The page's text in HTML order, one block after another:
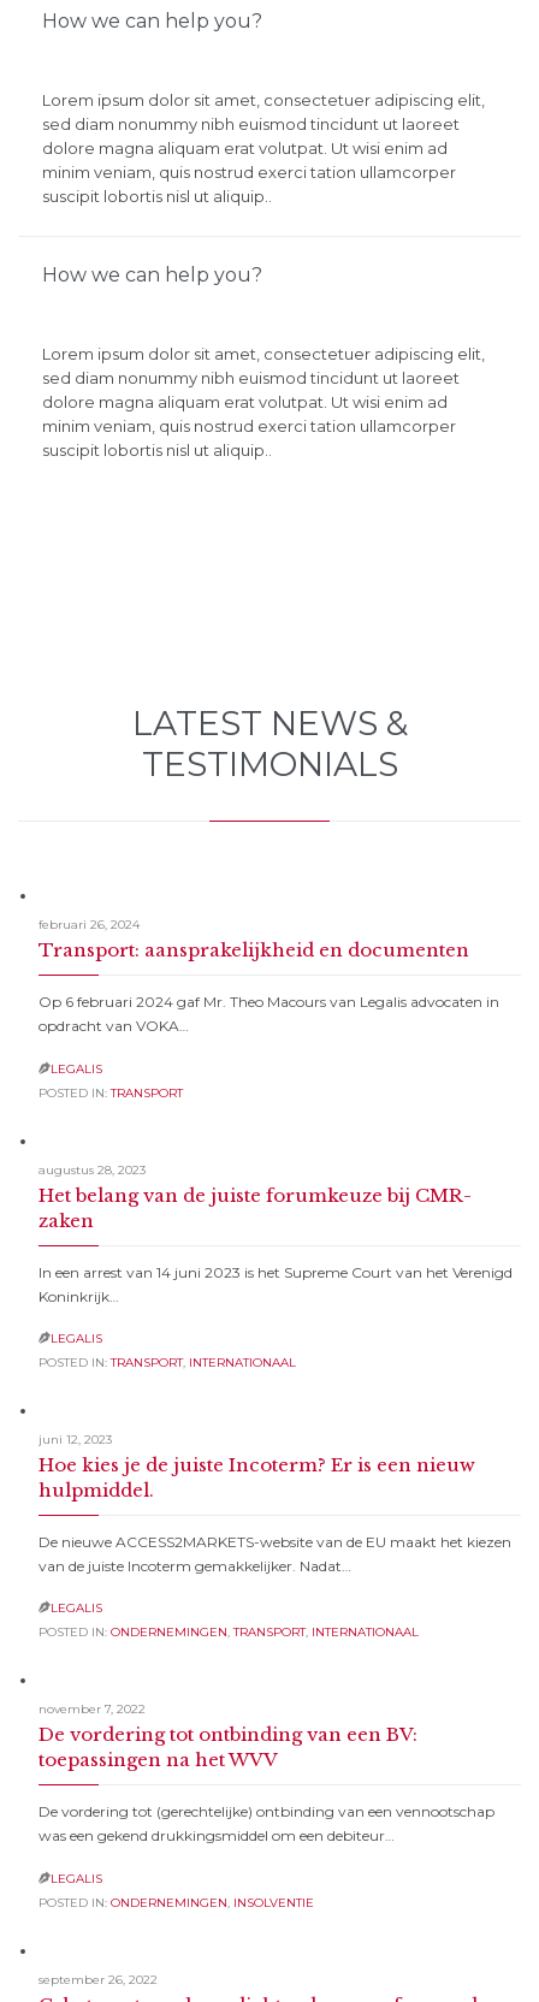
How we can help you?
Lorem ipsum dolor sit amet, consectetuer adipiscing elit,
sed diam nonummy nibh euismod tincidunt ut laoreet
dolore magna aliquam erat volutpat. Ut wisi enim ad
minim veniam, quis nostrud exerci tation ullamcorper
suscipit lobortis nisl ut aliquip..
How we can help you?
Lorem ipsum dolor sit amet, consectetuer adipiscing elit,
sed diam nonummy nibh euismod tincidunt ut laoreet
dolore magna aliquam erat volutpat. Ut wisi enim ad
minim veniam, quis nostrud exerci tation ullamcorper
suscipit lobortis nisl ut aliquip..
LATEST NEWS &
TESTIMONIALS
februari 26, 2024
Transport: aansprakelijkheid en documenten
Op 6 februari 2024 gaf Mr. Theo Macours van Legalis advocaten in
opdracht van VOKA…
LEGALIS
POSTED IN:TRANSPORT
augustus 28, 2023
Het belang van de juiste forumkeuze bij CMR-
zaken
In een arrest van 14 juni 2023 is het Supreme Court van het Verenigd
Koninkrijk…
LEGALIS
POSTED IN:TRANSPORT, INTERNATIONAAL
juni 12, 2023
Hoe kies je de juiste Incoterm? Er is een nieuw
hulpmiddel.
De nieuwe ACCESS2MARKETS-website van de EU maakt het kiezen
van de juiste Incoterm gemakkelijker. Nadat…
LEGALIS
POSTED IN: ONDERNEMINGEN,TRANSPORT, INTERNATIONAAL
november 7, 2022
De vordering tot ontbinding van een BV:
toepassingen na het WVV
De vordering tot (gerechtelijke) ontbinding van een vennootschap
was een gekend drukkingsmiddel om een debiteur…
LEGALIS
POSTED IN: ONDERNEMINGEN, INSOLVENTIE
september 26, 2022